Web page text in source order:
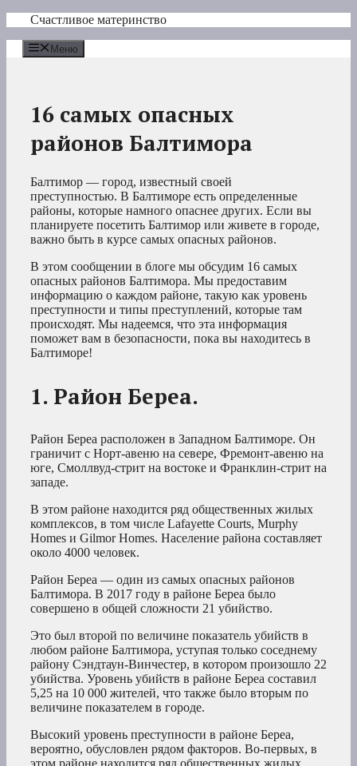
Перейти
содержимому
Счастливое материнство
Меню
16 самых опасных
районов Балтимора
Балтимор — город, известный своей
преступностью. В Балтиморе есть определенные
районы, которые намного опаснее других. Если вы
планируете посетить Балтимор или живете в городе,
важно быть в курсе самых опасных районов.
В этом сообщении в блоге мы обсудим 16 самых
опасных районов Балтимора. Мы предоставим
информацию о каждом районе, такую как уровень
преступности и типы преступлений, которые там
происходят. Мы надеемся, что эта информация
поможет вам в безопасности, пока вы находитесь в
Балтиморе!
1. Район Береа.
Район Береа расположен в Западном Балтиморе. Он
граничит с Норт-авеню на севере, Фремонт-авеню на
юге, Смоллвуд-стрит на востоке и Франклин-стрит на
западе.
В этом районе находится ряд общественных жилых
комплексов, в том числе Lafayette Courts, Murphy
Homes и Gilmor Homes. Население района составляет
около 4000 человек.
Район Береа — один из самых опасных районов
Балтимора. В 2017 году в районе Береа было
совершено в общей сложности 21 убийство.
Это был второй по величине показатель убийств в
любом районе Балтимора, уступая только соседнему
району Сэндтаун-Винчестер, в котором произошло 22
убийства. Уровень убийств в районе Береа составил
5,25 на 10 000 жителей, что также было вторым по
величине показателем в городе.
Высокий уровень преступности в районе Береа,
вероятно, обусловлен рядом факторов. Во-первых, в